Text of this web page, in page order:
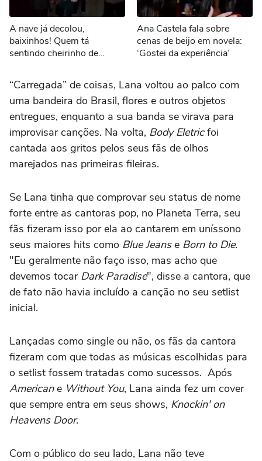
A nave já decolou,
baixinhos! Quem tá
sentindo cheirinho de
#Sonoranapista
Ana Castela fala sobre
cenas de beijo em novela:
‘Gostei da experiência’
“Carregada” de coisas, Lana voltou ao palco com
uma bandeira do Brasil, flores e outros objetos
entregues, enquanto a sua banda se virava para
improvisar canções. Na volta, Body Eletricfoi
cantada aos gritos pelos seus fãs de olhos
marejados nas primeiras fileiras.
Se Lana tinha que comprovar seu status de nome
forte entre as cantoras pop, no Planeta Terra, seu
fãs fizeram isso por ela ao cantarem em uníssono
seus maiores hits como Blue Jeanse Born to Die.
"Eu geralmente não faço isso, mas acho que
devemos tocar Dark Paradise", disse a cantora, que
de fato não havia incluído a canção no seu setlist
inicial.
Lançadas como single ou não, os fãs da cantora
fizeram com que todas as músicas escolhidas para
o setlist fossem tratadas como sucessos. Após
Americane Without You, Lana ainda fez um cover
que sempre entra em seus shows, Knockin' on
Heavens Door.
Com o público do seu lado, Lana não teve